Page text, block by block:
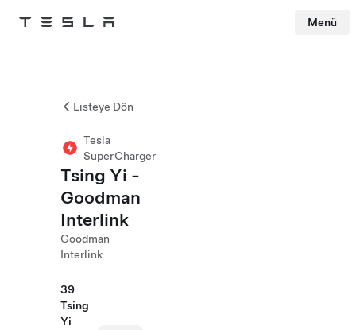
Tesla Menü
Listeye Dön
Tesla
SuperCharger
Tsing Yi -
Goodman
Interlink
Goodman
Interlink
39
Tsing
Yi